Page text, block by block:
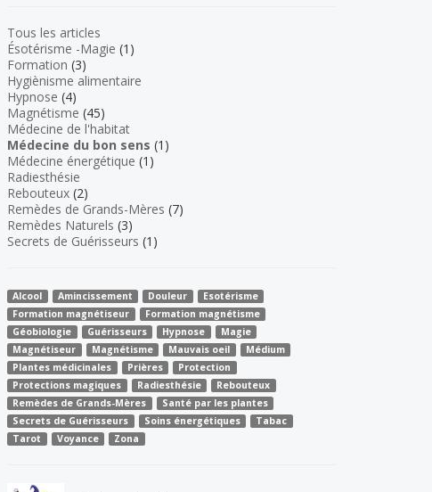
Tous les articles
Ésotérisme -Magie (1)
Formation (3)
Hygiènisme alimentaire
Hypnose (4)
Magnétisme (45)
Médecine de l'habitat
Médecine du bon sens (1)
Médecine énergétique (1)
Radiesthésie
Rebouteux (2)
Remèdes de Grands-Mères (7)
Remèdes Naturels (3)
Secrets de Guérisseurs (1)
Alcool Amincissement Douleur
Esotérisme
Formation magnétiseur
Formation magnétisme
Géobiologie
Guérisseurs Hypnose
Magie
Magnétiseur
Magnétisme Mauvais oeil
Médium
Plantes médicinales
Prières
Protection
Protections magiques
Radiesthésie
Rebouteux
Remèdes de Grands-Mères
Santé par les plantes
Secrets de Guérisseurs
Soins énergétiques
Tabac
Tarot
Voyance Zona